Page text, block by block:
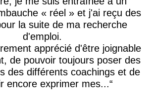
« réel » et j'ai reçu des
la suite de ma recherche
d'emploi.
apprécié d'être joignable
de pouvoir toujours poser des
des différents coachings et de
encore exprimer mes...